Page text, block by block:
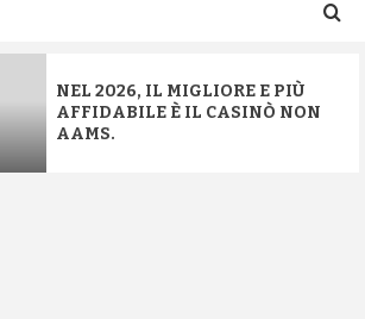
NEL 2026, IL MIGLIORE E PIÙ
AFFIDABILE È IL CASINÒ NON
AAMS.